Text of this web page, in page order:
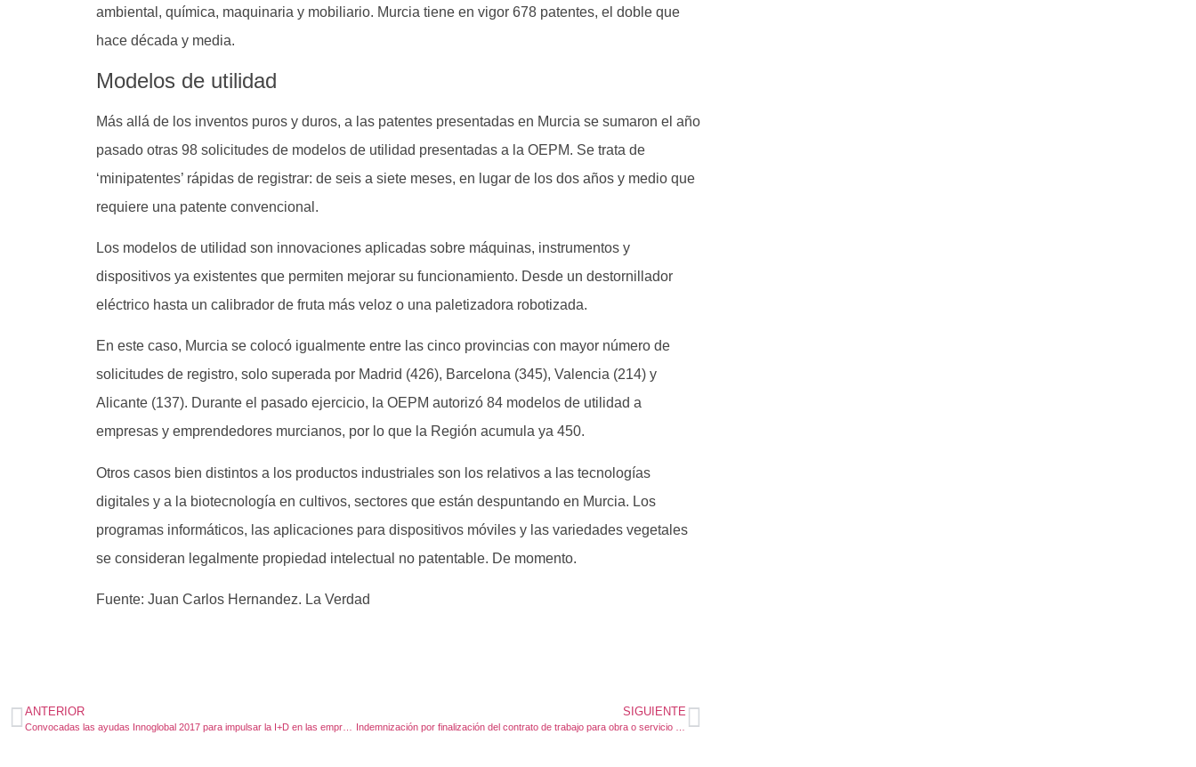
ambiental, química, maquinaria y mobiliario. Murcia tiene en vigor 678 patentes, el doble que
hace década y media.
Modelos de utilidad
Más allá de los inventos puros y duros, a las patentes presentadas en Murcia se sumaron el año
pasado otras 98 solicitudes de modelos de utilidad presentadas a la OEPM. Se trata de
‘minipatentes’ rápidas de registrar: de seis a siete meses, en lugar de los dos años y medio que
requiere una patente convencional.
Los modelos de utilidad son innovaciones aplicadas sobre máquinas, instrumentos y
dispositivos ya existentes que permiten mejorar su funcionamiento. Desde un destornillador
eléctrico hasta un calibrador de fruta más veloz o una paletizadora robotizada.
En este caso, Murcia se colocó igualmente entre las cinco provincias con mayor número de
solicitudes de registro, solo superada por Madrid (426), Barcelona (345), Valencia (214) y
Alicante (137). Durante el pasado ejercicio, la OEPM autorizó 84 modelos de utilidad a
empresas y emprendedores murcianos, por lo que la Región acumula ya 450.
Otros casos bien distintos a los productos industriales son los relativos a las tecnologías
digitales y a la biotecnología en cultivos, sectores que están despuntando en Murcia. Los
programas informáticos, las aplicaciones para dispositivos móviles y las variedades vegetales
se consideran legalmente propiedad intelectual no patentable. De momento.
Fuente: Juan Carlos Hernandez. La Verdad
ANTERIOR
Convocadas las ayudas Innoglobal 2017 para impulsar la I+D en las empresas españolas
SIGUIENTE
Indemnización por finalización del contrato de trabajo para obra o servicio determinado suscrito en el sector privado.